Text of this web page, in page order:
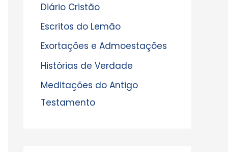
Diário Cristão
Escritos do Lemão
Exortações e Admoestações
Histórias de Verdade
Meditações do Antigo
Testamento
u
i
v
o
s